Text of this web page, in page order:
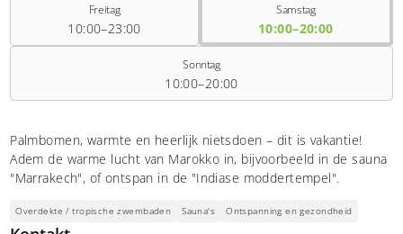
Freitag
10:00–23:00
Samstag
10:00–20:00
Sonntag
10:00–20:00
Palmbomen, warmte en heerlijk nietsdoen – dit is vakantie!
Adem de warme lucht van Marokko in, bijvoorbeeld in de sauna
"Marrakech", of ontspan in de "Indiase moddertempel".
Overdekte / tropische zwembaden Sauna's Ontspanning en gezondheid